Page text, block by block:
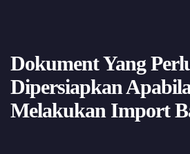
Dokument Yang
Dipersiapkan
Melakukan Import